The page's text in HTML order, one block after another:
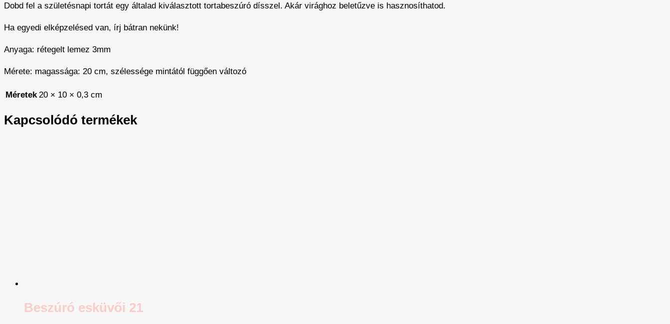
Dobd fel a születésnapi tortát egy általad kiválasztott tortabeszúró dísszel. Akár virághoz beletűzve is hasznosíthatod.
Ha egyedi elképzelésed van, írj bátran nekünk!
Anyaga: rétegelt lemez 3mm
Mérete: magassága: 20 cm, szélessége mintától függően változó
Méretek 20 × 10 × 0,3 cm
Kapcsolódó termékek
Beszúró esküvői 21